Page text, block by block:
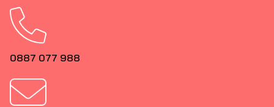
0887 077 988